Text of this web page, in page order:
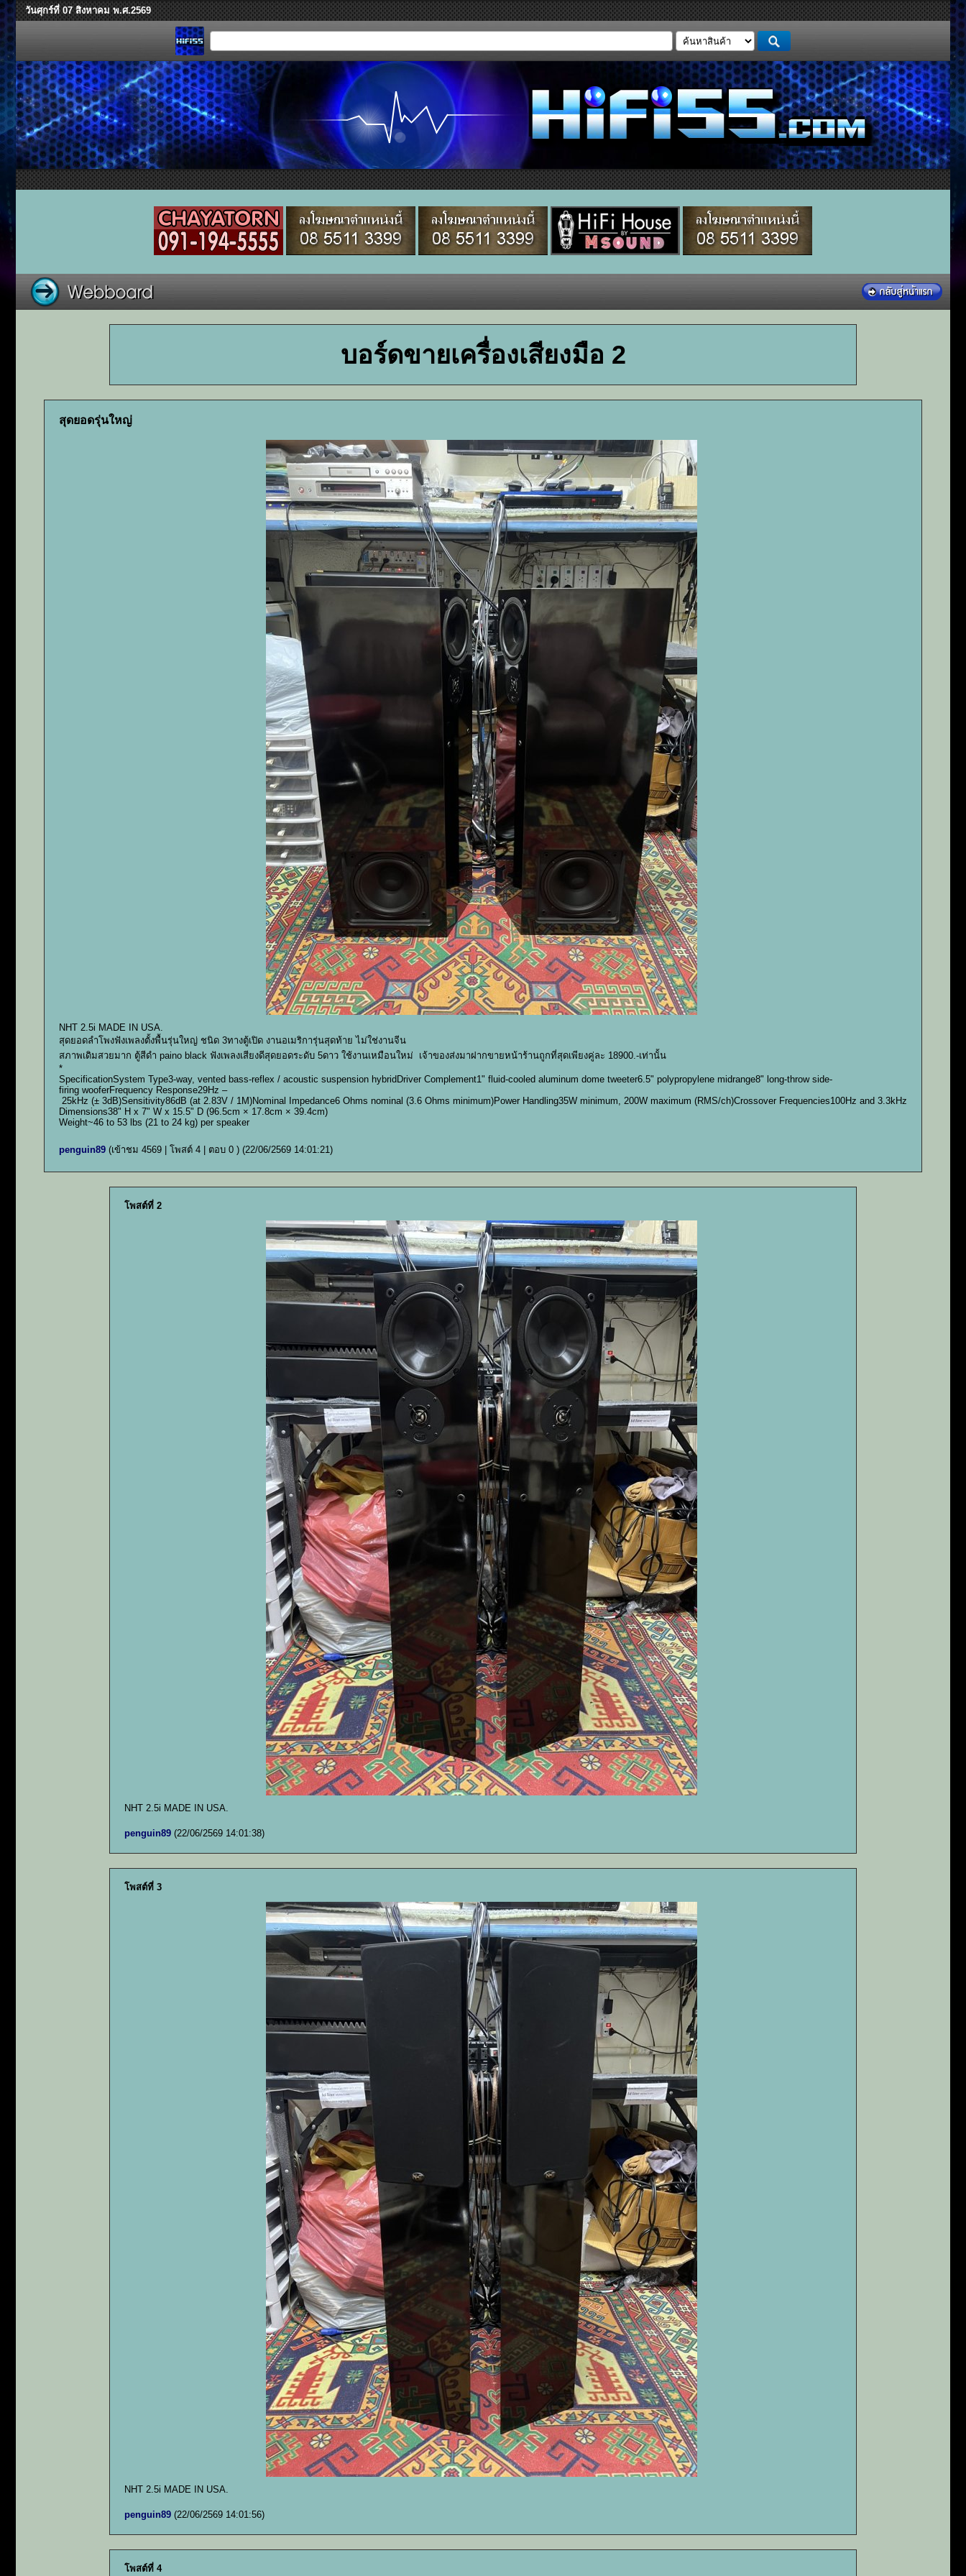
วันศุกร์ที่ 07 สิงหาคม พ.ศ.2569
บอร์ดขายเครื่องเสียงมือ 2
สุดยอดรุ่นใหญ่
NHT 2.5i MADE IN USA.
สุดยอดลำโพงฟังเพลงตั้งพื้นรุ่นใหญ่ ชนิด 3ทางตู้เปิด งานอเมริการุ่นสุดท้าย ไม่ใช่งานจีน
สภาพเดิมสวยมาก ตู้สีดำ paino black ฟังเพลงเสียงดีสุดยอดระดับ 5ดาว ใช้งานเหมือนใหม่ เจ้าของส่งมาฝากขายหน้าร้านถูกที่สุดเพียงคู่ละ 18900.-เท่านั้น
*
SpecificationSystem Type3-way, vented bass-reflex / acoustic suspension hybridDriver Complement1" fluid-cooled aluminum dome tweeter6.5" polypropylene midrange8" long-throw side-
firing wooferFrequency Response29Hz –
25kHz (± 3dB)Sensitivity86dB (at 2.83V / 1M)Nominal Impedance6 Ohms nominal (3.6 Ohms minimum)Power Handling35W minimum, 200W maximum (RMS/ch)Crossover Frequencies100Hz and 3.3kHz
Dimensions38" H x 7" W x 15.5" D (96.5cm × 17.8cm × 39.4cm)
Weight~46 to 53 lbs (21 to 24 kg) per speaker
penguin89 (เข้าชม 4569 | โพสต์ 4 | ตอบ 0 ) (22/06/2569 14:01:21)
โพสต์ที่ 2
NHT 2.5i MADE IN USA.
penguin89 (22/06/2569 14:01:38)
โพสต์ที่ 3
NHT 2.5i MADE IN USA.
penguin89 (22/06/2569 14:01:56)
โพสต์ที่ 4